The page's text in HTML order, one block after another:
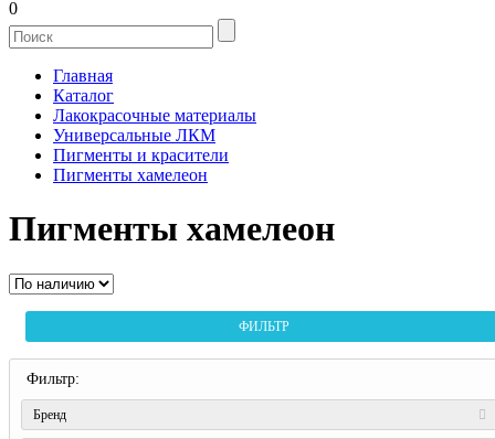
0
Главная
Каталог
Лакокрасочные материалы
Универсальные ЛКМ
Пигменты и красители
Пигменты хамелеон
Пигменты хамелеон
ФИЛЬТР
Фильтр:
Бренд